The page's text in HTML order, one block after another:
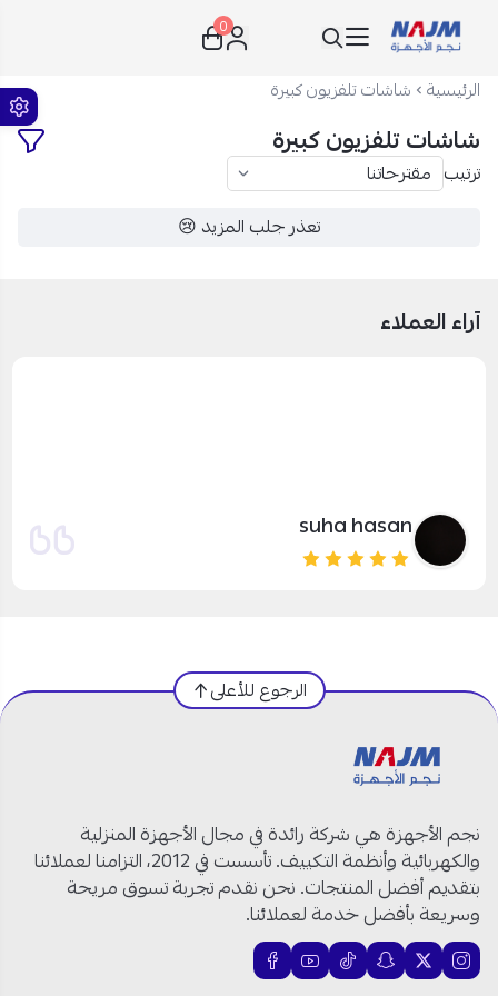
نجم الأجهزة
0
الرئيسية شاشات تلفزيون كبيرة
شاشات تلفزيون كبيرة
ترتيب
تعذر جلب المزيد 😢
آراء العملاء
suha hasan
الرجوع للأعلى
نجم الأجهزة هي شركة رائدة في مجال الأجهزة المنزلية
والكهربائية وأنظمة التكييف. تأسست في 2012، التزامنا لعملائنا
بتقديم أفضل المنتجات. نحن نقدم تجربة تسوق مريحة
وسريعة بأفضل خدمة لعملائنا.